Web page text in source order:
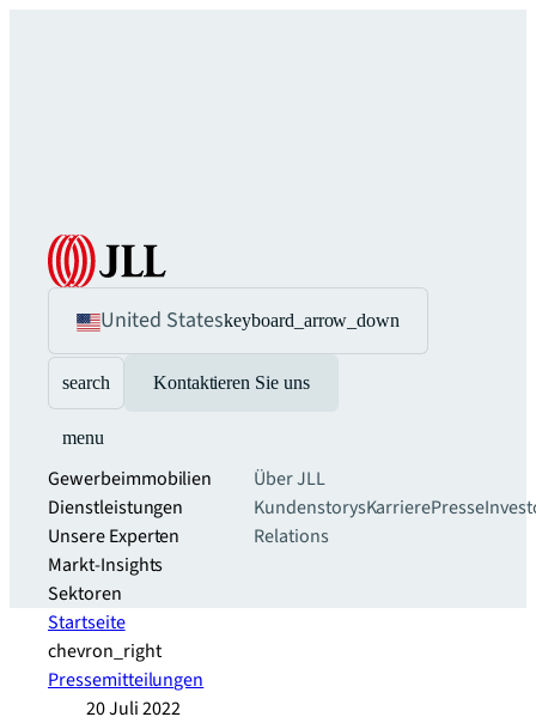
United Stateskeyboard_arrow_down
search Kontaktieren Sie uns
menu
Gewerbeimmobilien
Dienstleistungen
Unsere Experten
Markt-Insights
Sektoren​
Über JLL
KundenstorysKarrierePresse
Relations
Startseite
chevron_right
Pressemitteilungen
20 Juli 2022